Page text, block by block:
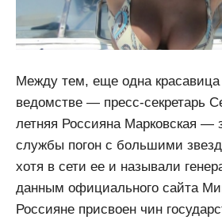
Между тем, еще одна красавица
ведомстве — пресс-секретарь
летняя Россияна Марковская —
службы погон с большими
хотя в сети ее и называли
данным официального сайта
Россияне присвоен чин